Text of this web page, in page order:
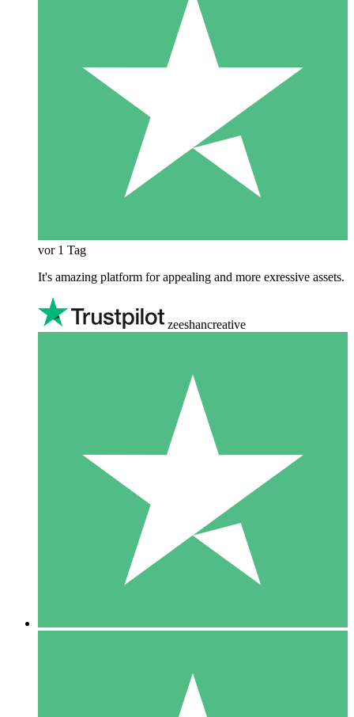
vor 1 Tag
It's amazing platform for appealing and more exressive assets.
zeeshancreative